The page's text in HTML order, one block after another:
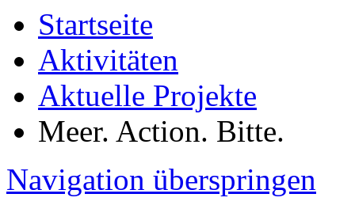
Startseite
Aktivitäten
Aktuelle Projekte
Meer. Action. Bitte.
Navigation überspringen